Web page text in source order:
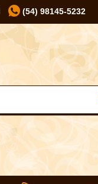
(54) 98145-5232